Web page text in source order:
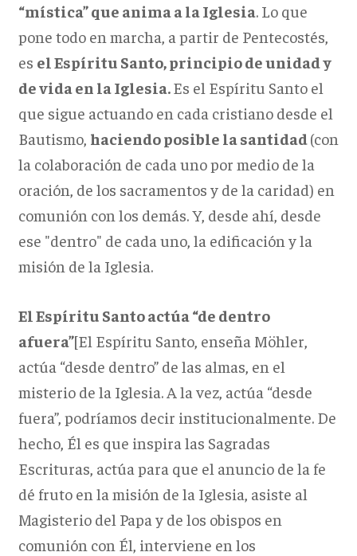
“mística” que anima a la Iglesia. Lo que
pone todo en marcha, a partir de Pentecostés,
es el Espíritu Santo, principio de unidad y
de vida en la Iglesia.Es el Espíritu Santo el
que sigue actuando en cada cristiano desde el
Bautismo, haciendo posible la santidad(con
la colaboración de cada uno por medio de la
oración, de los sacramentos y de la caridad) en
comunión con los demás. Y, desde ahí, desde
ese "dentro" de cada uno, la edificación y la
misión de la Iglesia.
El Espíritu Santo actúa “de dentro
afuera”[El Espíritu Santo, enseña Möhler,
actúa “desde dentro” de las almas, en el
misterio de la Iglesia. A la vez, actúa “desde
fuera”, podríamos decir institucionalmente. De
hecho, Él es que inspira las Sagradas
Escrituras, actúa para que el anuncio de la fe
dé fruto en la misión de la Iglesia, asiste al
Magisterio del Papa y de los obispos en
comunión con Él, interviene en los